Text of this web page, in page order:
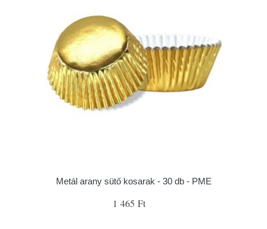
Metál arany sütő kosarak - 30 db - PME
1 465 Ft